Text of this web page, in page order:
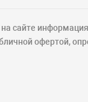
сайте
офертой,